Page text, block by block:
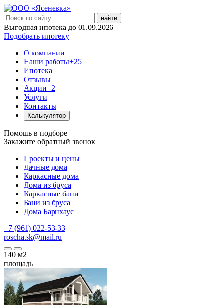
найти
Выгодная ипотека до 01.09.2026
Подобрать ипотеку
О компании
Наши работы+25
Ипотека
Отзывы
Акции+2
Услуги
Контакты
Калькулятор
Помощь в подборе
Закажите обратный звонок
Проекты и цены
Дачные дома
Каркасные дома
Дома из бруса
Каркасные бани
Бани из бруса
Дома Барнхаус
+7 (961) 022-53-33
roscha.sk@mail.ru
140 м2
площадь